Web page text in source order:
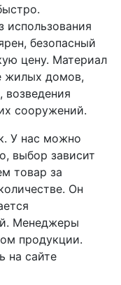
использования
безопасный
цену. Материал
жилых домов,
возведения
сооружений.
У нас можно
выбор зависит
товар за
Он
Менеджеры
продукции.
на сайте